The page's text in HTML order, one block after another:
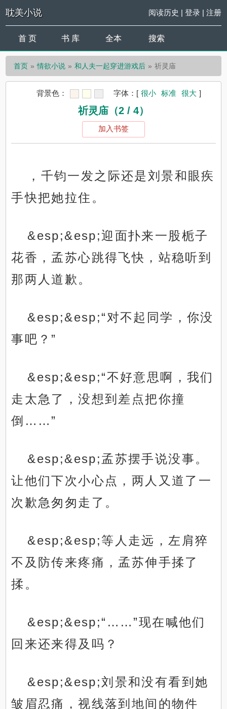
耽美小说 阅读历史 | 登录| 注册
首 页 书 库 全本 搜索
首页 情欲小说 和人夫一起穿进游戏后 祈灵庙
背景色： 字体： [ 很小 标准 很大 ]
祈灵庙（2 / 4）
加入书签
，千钧一发之际还是刘景和眼疾
手快把她拉住。
&esp;&esp;迎面扑来一股栀子
花香，孟苏心跳得飞快，站稳听到
那两人道歉。
&esp;&esp;“对不起同学，你没
事吧？”
&esp;&esp;“不好意思啊，我们
走太急了，没想到差点把你撞
倒……”
&esp;&esp;孟苏摆手说没事。
让他们下次小心点，两人又道了一
次歉急匆匆走了。
&esp;&esp;等人走远，左肩猝
不及防传来疼痛，孟苏伸手揉了
揉。
&esp;&esp;“……”现在喊他们
回来还来得及吗？
&esp;&esp;刘景和没有看到她
皱眉忍痛，视线落到地间的物件